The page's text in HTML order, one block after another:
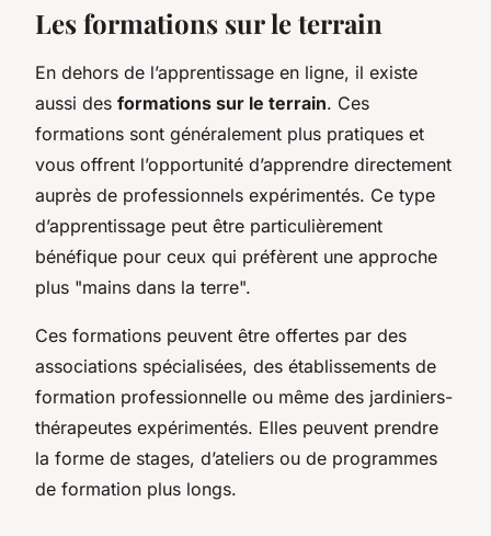
Les formations sur le terrain
En dehors de l’apprentissage en ligne, il existe
aussi des formations sur le terrain. Ces
formations sont généralement plus pratiques et
vous offrent l’opportunité d’apprendre directement
auprès de professionnels expérimentés. Ce type
d’apprentissage peut être particulièrement
bénéfique pour ceux qui préfèrent une approche
plus "mains dans la terre".
Ces formations peuvent être offertes par des
associations spécialisées, des établissements de
formation professionnelle ou même des jardiniers-
thérapeutes expérimentés. Elles peuvent prendre
la forme de stages, d’ateliers ou de programmes
de formation plus longs.